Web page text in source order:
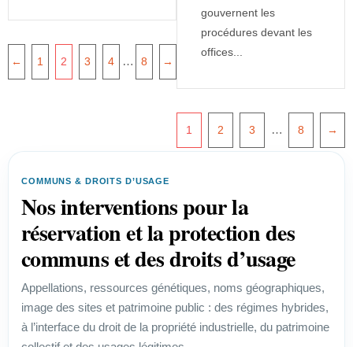
← 1 2 3 4 … 8 →
gouvernent les
procédures devant les
offices...
1 2 3 … 8 →
COMMUNS & DROITS D’USAGE
Nos interventions pour la
réservation et la protection des
communs et des droits d’usage
Appellations, ressources génétiques, noms géographiques,
image des sites et patrimoine public : des régimes hybrides,
à l’interface du droit de la propriété industrielle, du patrimoine